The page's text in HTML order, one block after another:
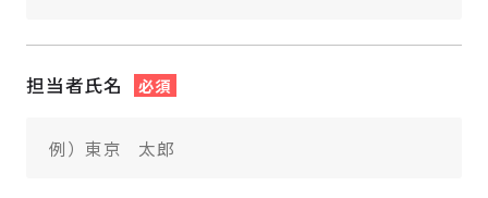
担当者氏名 必須